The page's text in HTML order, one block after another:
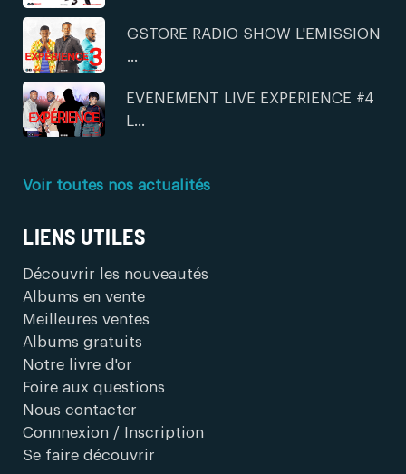
GSTORE RADIO SHOW L'EMISSION
...
EVENEMENT LIVE EXPERIENCE #4
L...
Voir toutes nos actualités
LIENS UTILES
Découvrir les nouveautés
Albums en vente
Meilleures ventes
Albums gratuits
Notre livre d'or
Foire aux questions
Nous contacter
Connnexion / Inscription
Se faire découvrir